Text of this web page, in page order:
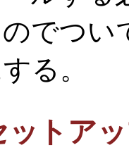
でつい
る。
ットア